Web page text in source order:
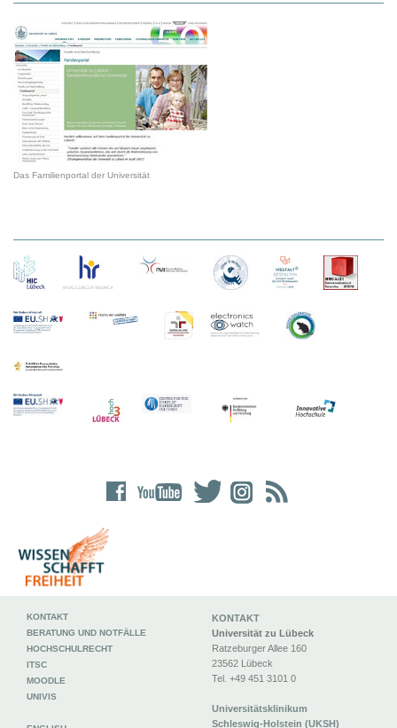
Das Familienportal der Universität
KONTAKT
Universität zu Lübeck
Ratzeburger Allee 160
23562 Lübeck
Tel. +49 451 3101 0
Universitätsklinikum
Schleswig-Holstein (UKSH)
KONTAKT
BERATUNG UND NOTFÄLLE
HOCHSCHULRECHT
ITSC
MOODLE
UNIVIS